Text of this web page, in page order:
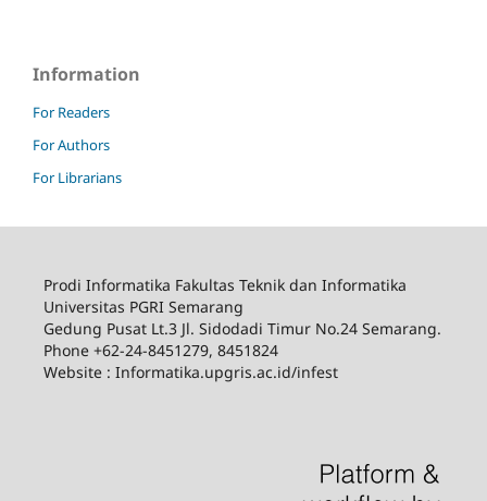
Information
For Readers
For Authors
For Librarians
Prodi Informatika Fakultas Teknik dan Informatika
Universitas PGRI Semarang
Gedung Pusat Lt.3 Jl. Sidodadi Timur No.24 Semarang.
Phone +62-24-8451279, 8451824
Website : Informatika.upgris.ac.id/infest